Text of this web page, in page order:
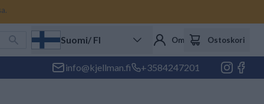
Suomi/ FI Oma tili Ostoskori
info@kjellman.fi +3584247201